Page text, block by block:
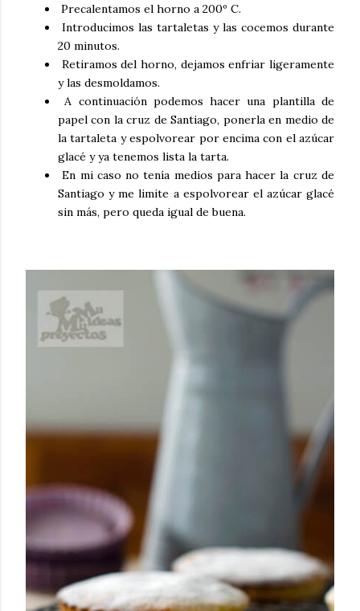
Precalentamos el horno a 200º C.
Introducimos las tartaletas y las cocemos durante
20 minutos.
Retiramos del horno, dejamos enfriar ligeramente
y las desmoldamos.
A continuación podemos hacer una plantilla de
papel con la cruz de Santiago, ponerla en medio de
la tartaleta y espolvorear por encima con el azúcar
glacé y ya tenemos lista la tarta.
En mi caso no tenía medios para hacer la cruz de
Santiago y me limite a espolvorear el azúcar glacé
sin más, pero queda igual de buena.